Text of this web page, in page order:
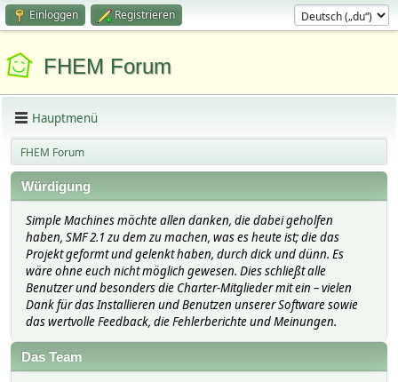
Einloggen Registrieren
FHEM Forum
Hauptmenü
FHEM Forum
Würdigung
Simple Machines möchte allen danken, die dabei geholfen
haben, SMF 2.1 zu dem zu machen, was es heute ist; die das
Projekt geformt und gelenkt haben, durch dick und dünn. Es
wäre ohne euch nicht möglich gewesen. Dies schließt alle
Benutzer und besonders die Charter-Mitglieder mit ein – vielen
Dank für das Installieren und Benutzen unserer Software sowie
das wertvolle Feedback, die Fehlerberichte und Meinungen.
Das Team